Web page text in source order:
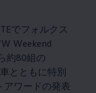
でフォルクス
Weekend
約80組の
とともに特別
アワードの発表